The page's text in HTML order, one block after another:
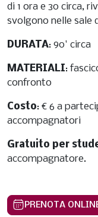
di 1 ora e 30 circa,
svolgono nelle sale
DURATA: 90' circa
MATERIALI:
confronto
Costo: € 6 a
accompagnatori
Gratuito per
accompagnatore.
PRENOTA